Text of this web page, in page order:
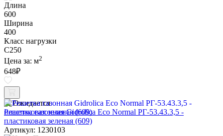
Длина
600
Ширина
400
Класс нагрузки
C250
Цена за: м2
648₽
Ожидается
Решетка газонная Gidrolica Eco Normal РГ-53.43.3,5 -
пластиковая зеленая (609)
Артикул: 1230103